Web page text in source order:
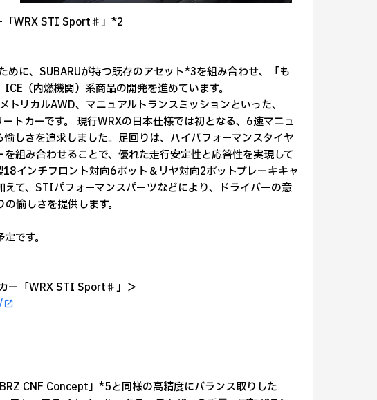
「WRX STI Sport♯」*2
に、SUBARUが持つ既存のアセット*3を組み合わせ、「も
（内燃機関）系商品の開発を進めています。
リカルAWD、マニュアルトランスミッションといった、
トカーです。 現行WRXの日本仕様では初となる、6速マニュ
しさを追求しました。足回りは、ハイパフォーマンスタイヤ
組み合わせることで、優れた走行安定性と応答性を実現して
インチフロント対向6ポット＆リヤ対向2ポットブレーキキャ
て、STIパフォーマンスパーツなどにより、ドライバーの意
愉しさを提供します。
です。
ー「WRX STI Sport♯」＞
CNF Concept」*5と同様の高精度にバランス取りした